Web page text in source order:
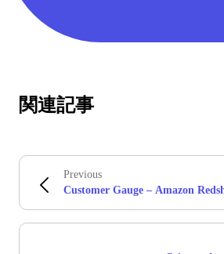
関連記事
Previous
Customer Gauge – Amazon